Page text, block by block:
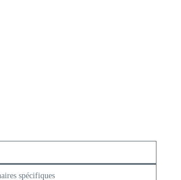
spécifiques